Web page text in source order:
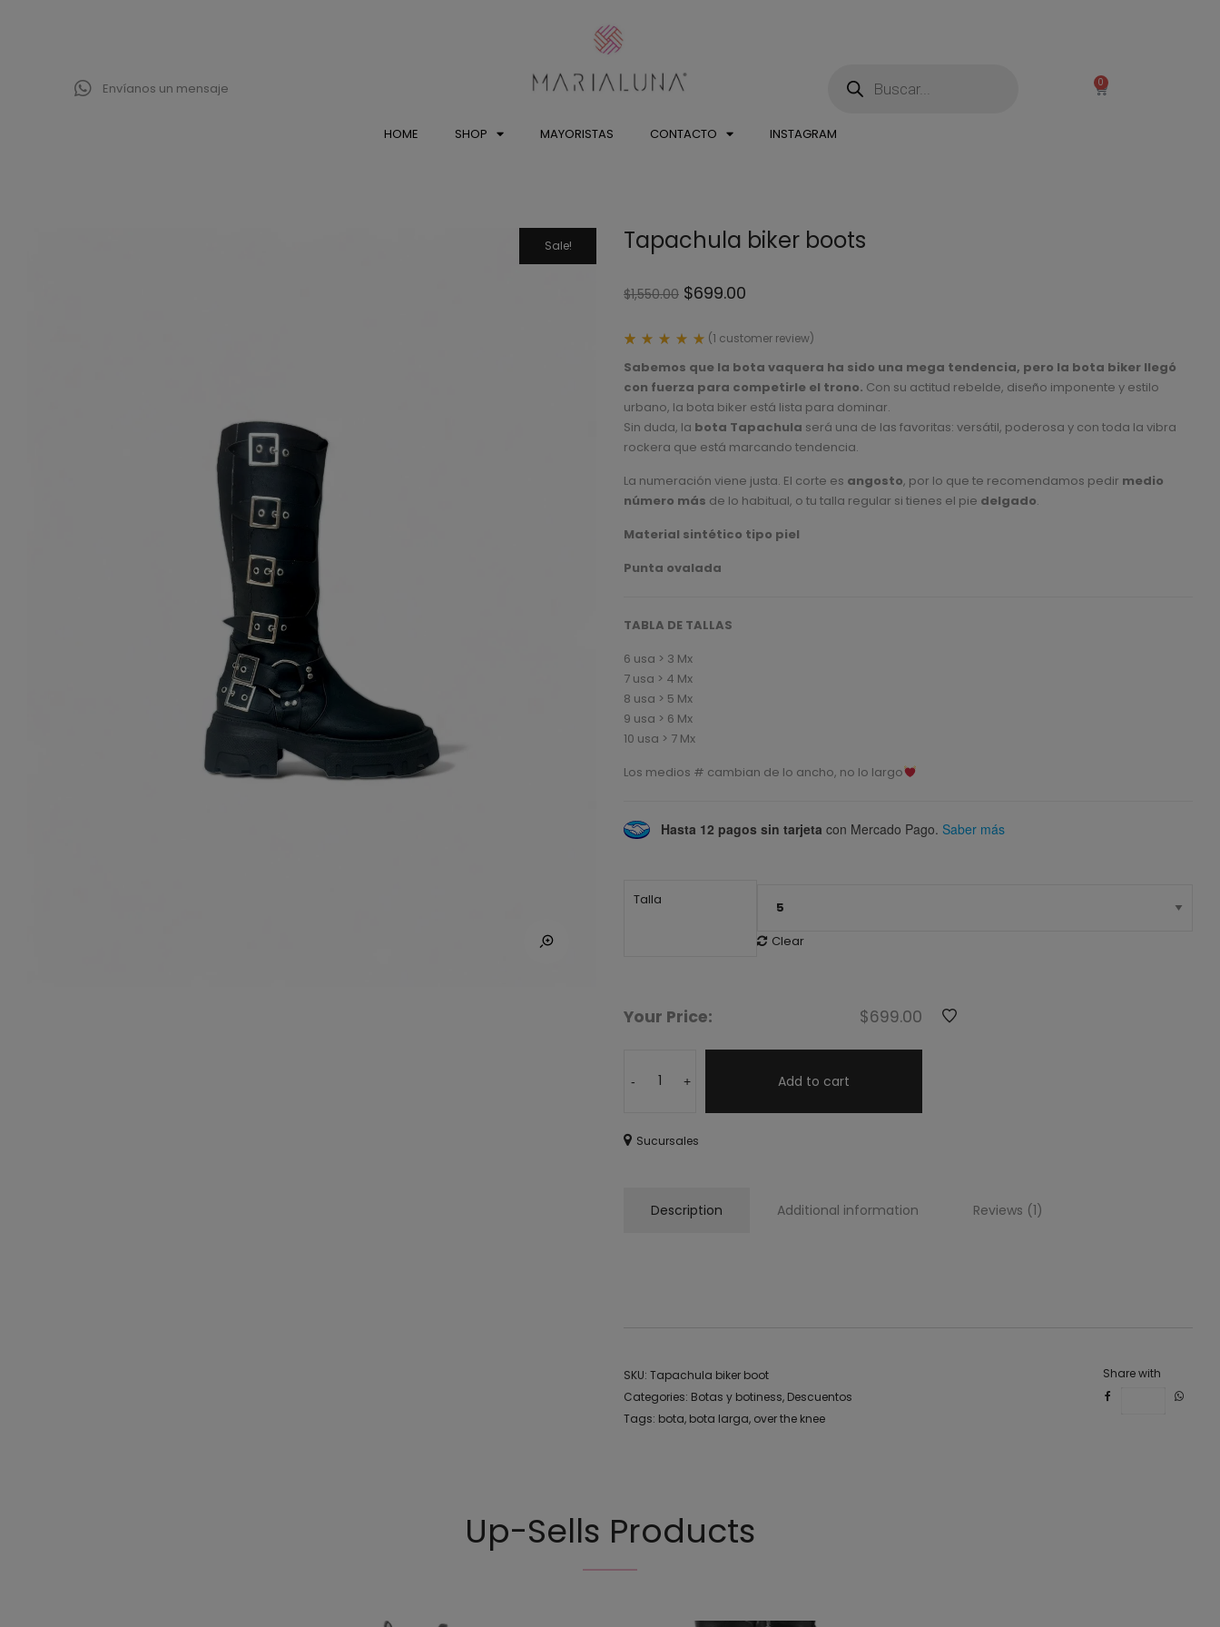
Envíanos un mensaje
HOME SHOP MAYORISTAS CONTACTO INSTAGRAM
0
Sale! Tapachula biker boots
$1,550.00 $699.00
5.00
of 5
based
on
customer
rating
(1 customer review)
Sabemos que la bota vaquera ha sido una mega tendencia, pero la bota biker llegó
con fuerza para competirle el trono. Con su actitud rebelde, diseño imponente y estilo
urbano, la bota biker está lista para dominar.
Sin duda, la bota Tapachula será una de las favoritas: versátil, poderosa y con toda la vibra
rockera que está marcando tendencia.
La numeración viene justa. El corte es angosto, por lo que te recomendamos pedir medio
número más de lo habitual, o tu talla regular si tienes el pie delgado.
Material sintético tipo piel
Punta ovalada
TABLA DE TALLAS
6 usa > 3 Mx
7 usa > 4 Mx
8 usa > 5 Mx
9 usa > 6 Mx
10 usa > 7 Mx
Los medios # cambian de lo ancho, no lo largo
Hasta 12 pagos sin tarjeta con Mercado Pago. Saber más
Talla
Clear
Your Price: $699.00
- + Add to cart
Sucursales
Description Additional information Reviews (1)
SKU: Tapachula biker boot
Categories: Botas y botiness, Descuentos
Tags: bota, bota larga, over the knee
Share with
Up-Sells Products